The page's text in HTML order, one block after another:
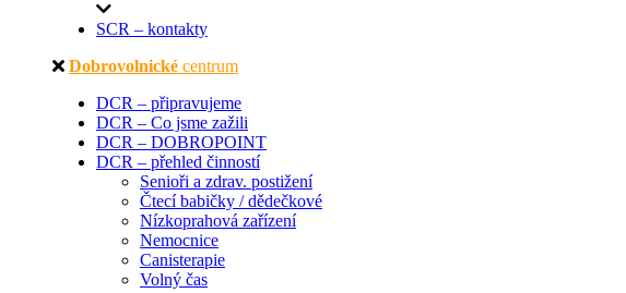
SCR – kontakty
Dobrovolnické centrum
DCR – připravujeme
DCR – Co jsme zažili
DCR – DOBROPOINT
DCR – přehled činností
Senioři a zdrav. postižení
Čtecí babičky / dědečkové
Nízkoprahová zařízení
Nemocnice
Canisterapie
Volný čas